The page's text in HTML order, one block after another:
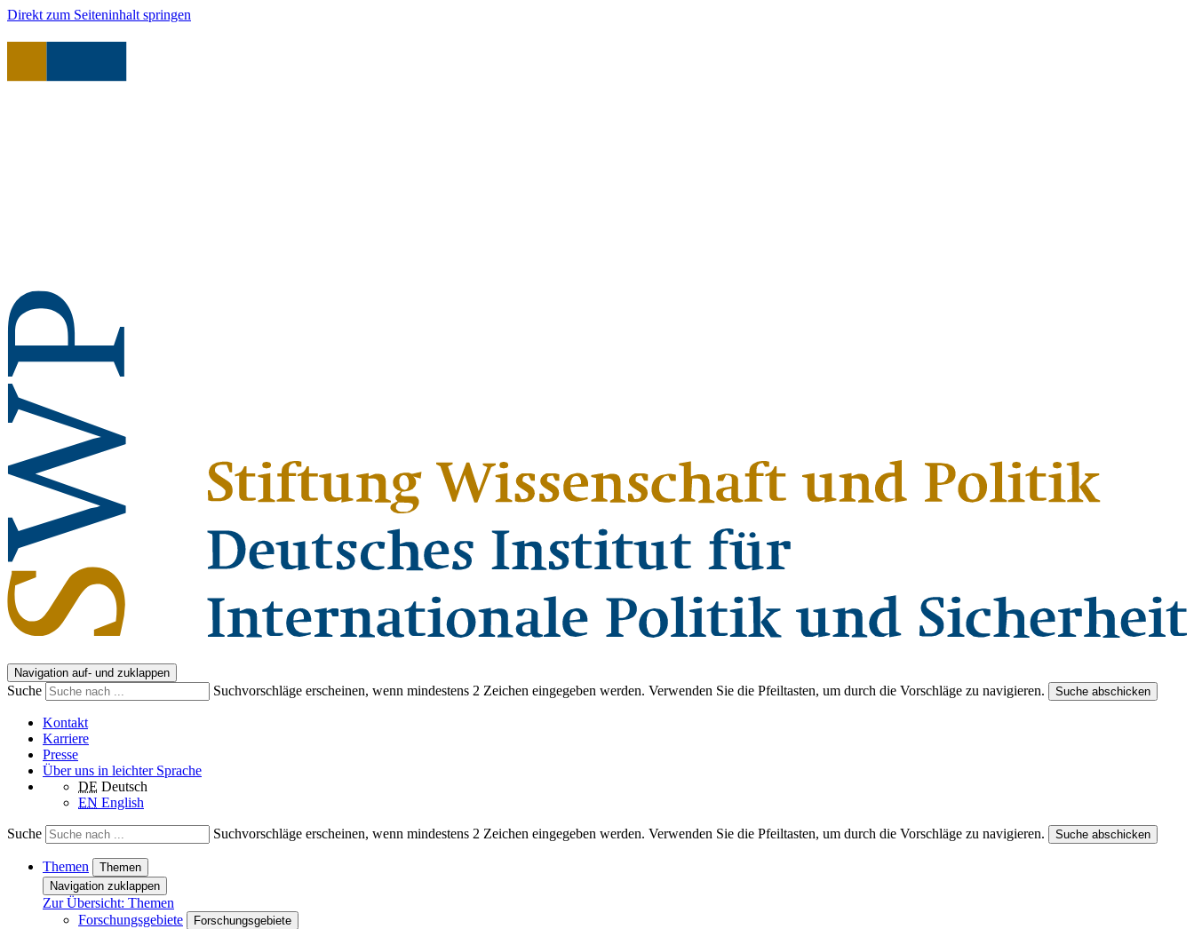
Direkt zum Seiteninhalt springen
Navigation auf- und zuklappen
Suche Suchvorschläge erscheinen, wenn mindestens 2 Zeichen eingegeben werden. Verwenden Sie die Pfeiltasten, um durch die Vorschläge zu navigieren. Suche abschicken
Kontakt
Karriere
Presse
Über uns in leichter Sprache
DE Deutsch
EN English
Suche Suchvorschläge erscheinen, wenn mindestens 2 Zeichen eingegeben werden. Verwenden Sie die Pfeiltasten, um durch die Vorschläge zu navigieren. Suche abschicken
Themen
Themen
Navigation zuklappen
Zur Übersicht: Themen
Forschungsgebiete
Forschungsgebiete